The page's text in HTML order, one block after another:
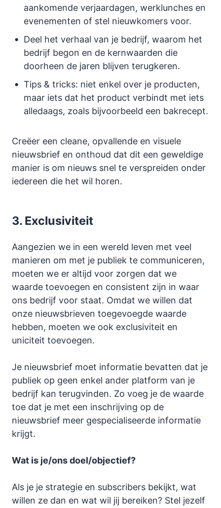
aankomende verjaardagen, werklunches en
evenementen of stel nieuwkomers voor.
Deel het verhaal van je bedrijf, waarom het
bedrijf begon en de kernwaarden die
doorheen de jaren blijven terugkeren.
Tips & tricks: niet enkel over je producten,
maar iets dat het product verbindt met iets
alledaags, zoals bijvoorbeeld een bakrecept.
Creëer een cleane, opvallende en visuele
nieuwsbrief en onthoud dat dit een geweldige
manier is om nieuws snel te verspreiden onder
iedereen die het wil horen.
3. Exclusiviteit
Aangezien we in een wereld leven met veel
manieren om met je publiek te communiceren,
moeten we er altijd voor zorgen dat we
waarde toevoegen en consistent zijn in waar
ons bedrijf voor staat. Omdat we willen dat
onze nieuwsbrieven toegevoegde waarde
hebben, moeten we ook exclusiviteit en
uniciteit toevoegen.
Je nieuwsbrief moet informatie bevatten dat je
publiek op geen enkel ander platform van je
bedrijf kan terugvinden. Zo voeg je de waarde
toe dat je met een inschrijving op de
nieuwsbrief meer gespecialiseerde informatie
krijgt.
Wat is je/ons doel/objectief?
Als je je strategie en subscribers bekijkt, wat
willen ze dan en wat wil jij bereiken? Stel jezelf